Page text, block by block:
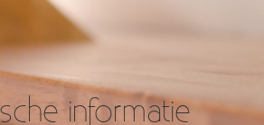
informatie